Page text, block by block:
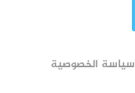
سياسة الخصوصية